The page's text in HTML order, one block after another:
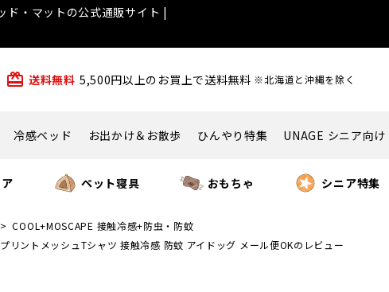
ド・マットの公式通販サイト |
card_giftcard 送料無料 5,500円以上のお買上で送料無料 ※北海道と沖縄を除く
冷感ベッド お出かけ＆お散歩 ひんやり特集 UNAGE シニア向け
ペット寝具 おもちゃ シニア特集
COOL+MOSCAPE 接触冷感+防虫・防蚊
リントメッシュTシャツ 接触冷感 防蚊 アイドッグ メール便OKのレビュー